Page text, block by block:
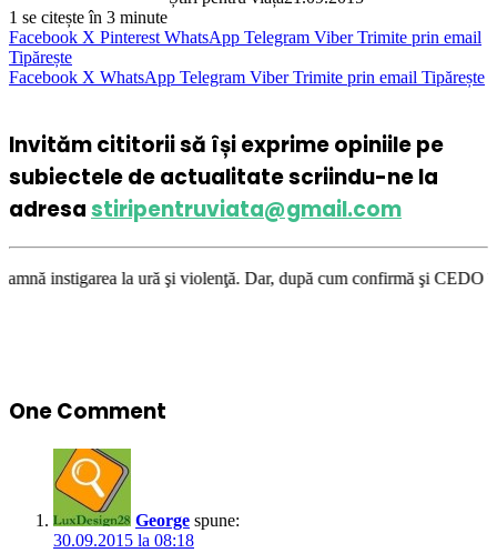
1 se citește în 3 minute
Facebook X Pinterest WhatsApp Telegram Viber Trimite prin email
Tipărește
Facebook X WhatsApp Telegram Viber Trimite prin email Tipărește
Invităm cititorii să își exprime opiniile pe
subiectele de actualitate scriindu-ne la
adresastiripentruviata@gmail.com
la ură şi violenţă. Dar, după cum confirmă şi CEDO în cazul
One Comment
George spune:
30.09.2015 la 08:18